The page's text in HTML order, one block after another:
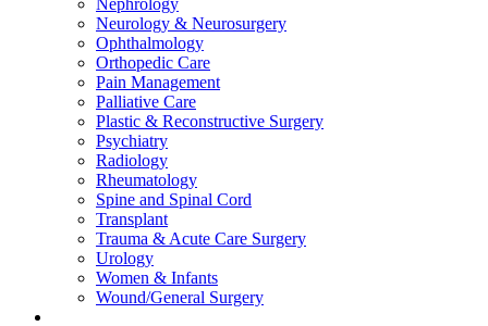
Nephrology
Neurology & Neurosurgery
Ophthalmology
Orthopedic Care
Pain Management
Palliative Care
Plastic & Reconstructive Surgery
Psychiatry
Radiology
Rheumatology
Spine and Spinal Cord
Transplant
Trauma & Acute Care Surgery
Urology
Women & Infants
Wound/General Surgery